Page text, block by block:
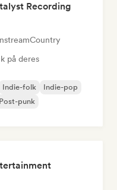
Recording
Country
på deres
Indie-folk
Indie-pop
Post-punk